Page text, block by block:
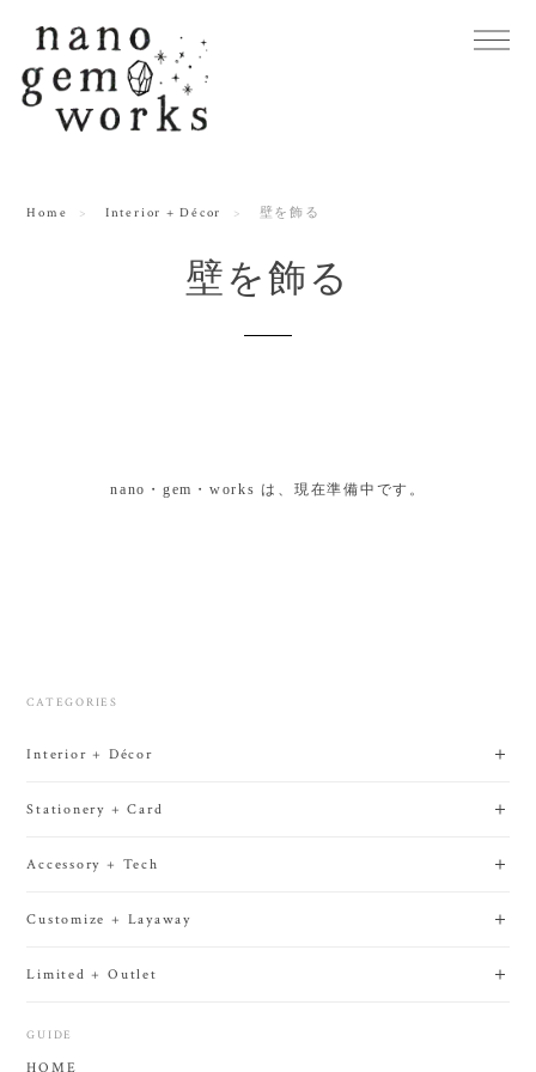
Home Interior + Décor 壁を飾る
壁を飾る
nano・gem・works は、現在準備中です。
CATEGORIES
Interior + Décor
Stationery + Card
Accessory + Tech
Customize + Layaway
Limited + Outlet
GUIDE
HOME